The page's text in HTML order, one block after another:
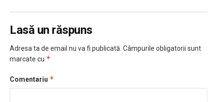
Lasă un răspuns
Adresa ta de email nu va fi publicată. Câmpurile obligatorii sunt
marcate cu *
Comentariu *